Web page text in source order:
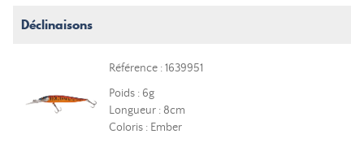
Déclinaisons
Référence : 1639951
Poids : 6g
Longueur : 8cm
Coloris : Ember